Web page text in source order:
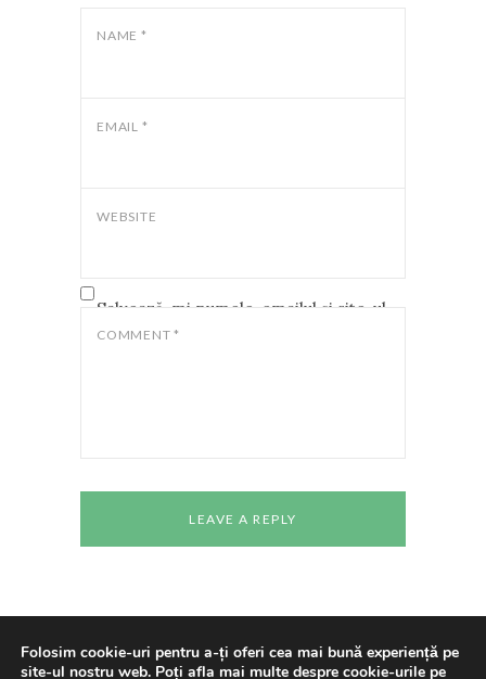
NAME *
EMAIL *
WEBSITE
Salvează-mi numele, emailul și site-ul
web în acest navigator pentru data
COMMENT *
Folosim cookie-uri pentru a-ți oferi cea mai bună experiență pe
site-ul nostru web. Poți afla mai multe despre cookie-urile pe